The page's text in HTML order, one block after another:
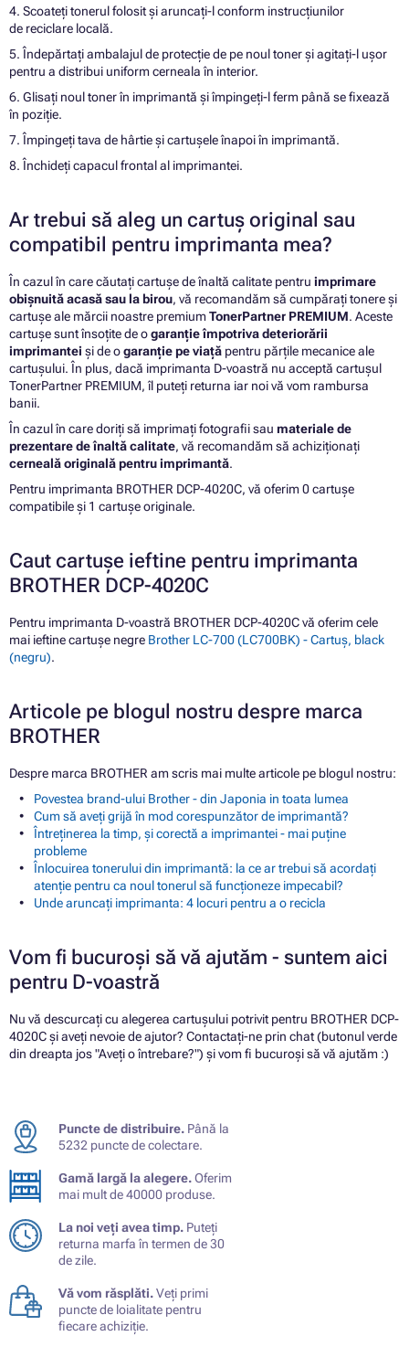
4. Scoateți tonerul folosit și aruncați-l conform instrucțiunilor
de reciclare locală.
5. Îndepărtați ambalajul de protecție de pe noul toner și agitați-l ușor
pentru a distribui uniform cerneala în interior.
6. Glisați noul toner în imprimantă și împingeți-l ferm până se fixează
în poziție.
7. Împingeți tava de hârtie și cartușele înapoi în imprimantă.
8. Închideți capacul frontal al imprimantei.
Ar trebui să aleg un cartuș original sau
compatibil pentru imprimanta mea?
În cazul în care căutați cartușe de înaltă calitate pentru imprimare
obișnuită acasă sau la birou, vă recomandăm să cumpărați tonere și
cartușe ale mărcii noastre premiumTonerPartner PREMIUM. Aceste
cartușe sunt însoțite de ogaranție împotriva deteriorării
imprimantei și de ogaranție pe viață pentru părțile mecanice ale
cartușului. În plus, dacă imprimanta D-voastră nu acceptă cartușul
TonerPartner PREMIUM, îl puteți returna iar noi vă vom rambursa
banii.
În cazul în care doriți să imprimați fotografii sau materiale de
prezentare de înaltă calitate, vă recomandăm să achiziționați
cerneală originală pentru imprimantă.
Pentru imprimanta BROTHER DCP-4020C, vă oferim 0 cartușe
compatibile și 1 cartușe originale.
Caut cartușe ieftine pentru imprimanta
BROTHER DCP-4020C
Pentru imprimanta D-voastră BROTHER DCP-4020C vă oferim cele
mai ieftine cartușe negre Brother LC-700 (LC700BK) - Cartuș, black
(negru).
Articole pe blogul nostru despre marca
BROTHER
Despre marca BROTHER am scris mai multe articole pe blogul nostru:
Povestea brand-ului Brother - din Japonia in toata lumea
Cum să aveți grijă în mod corespunzător de imprimantă?
Întreținerea la timp, și corectă a imprimantei - mai puține
probleme
Înlocuirea tonerului din imprimantă: la ce ar trebui să acordați
atenție pentru ca noul tonerul să funcționeze impecabil?
Unde aruncați imprimanta: 4 locuri pentru a o recicla
Vom fi bucuroși să vă ajutăm - suntem aici
pentru D-voastră
Nu vă descurcați cu alegerea cartușului potrivit pentru BROTHER DCP-
4020C și aveți nevoie de ajutor? Contactați-ne prin chat (butonul verde
din dreapta jos "Aveți o întrebare?") și vom fi bucuroși să vă ajutăm :)
Puncte de distribuire. Până la
5232 puncte de colectare.
Gamă largă la alegere.Oferim
mai mult de 40000 produse.
La noi veți avea timp. Puteți
returna marfa în termen de 30
de zile.
Vă vom răsplăti.Veți primi
puncte de loialitate pentru
fiecare achiziție.